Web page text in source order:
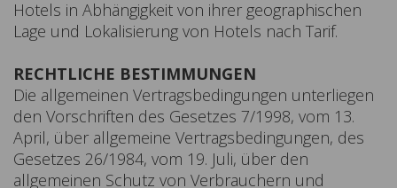
Hotels in Abhängigkeit von ihrer geographischen
Lage und Lokalisierung von Hotels nach Tarif.
RECHTLICHE BESTIMMUNGEN
Die allgemeinen Vertragsbedingungen unterliegen
den Vorschriften des Gesetzes 7/1998, vom 13.
April, über allgemeine Vertragsbedingungen, des
Gesetzes 26/1984, vom 19. Juli, über den
allgemeinen Schutz von Verbrauchern und